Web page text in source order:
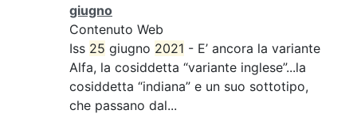
giugno
Contenuto Web
Iss 25 giugno 2021 - E’ ancora la variante
Alfa, la cosiddetta “variante inglese”...la
cosiddetta “indiana” e un suo sottotipo,
che passano dal...